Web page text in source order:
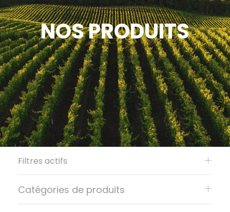
NOS PRODUITS
Filtres actifs
Catégories de produits